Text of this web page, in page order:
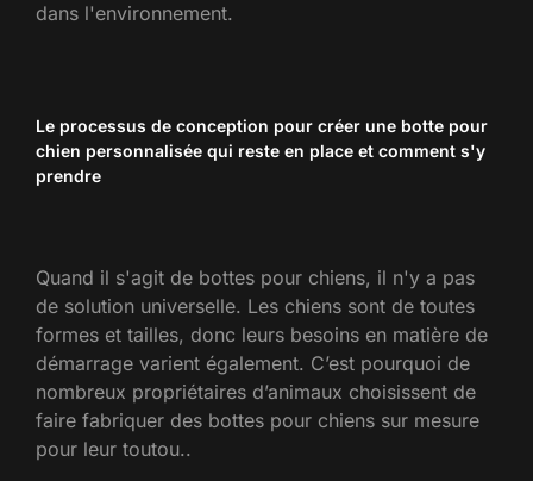
dans l'environnement.
Le processus de conception pour créer une botte pour
chien personnalisée qui reste en place et comment s'y
prendre
Quand il s'agit de bottes pour chiens, il n'y a pas
de solution universelle. Les chiens sont de toutes
formes et tailles, donc leurs besoins en matière de
démarrage varient également. C’est pourquoi de
nombreux propriétaires d’animaux choisissent de
faire fabriquer des bottes pour chiens sur mesure
pour leur toutou..